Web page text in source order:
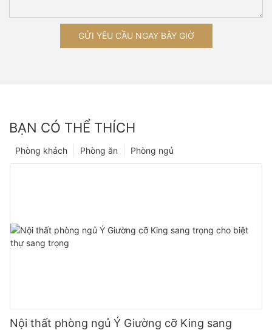
GỬI YÊU CẦU NGAY BÂY GIỜ
BẠN CÓ THỂ THÍCH
Phòng ngủ
Phòng ăn
Phòng khách
Nội thất phòng ngủ Ý Giường cỡ King sang